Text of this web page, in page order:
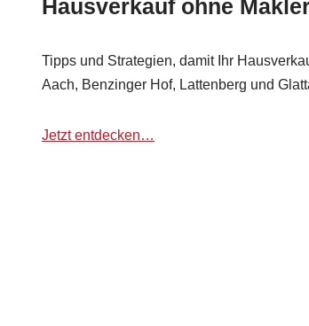
Hausverkauf ohne
Tipps und Strategien, damit Ihr
Aach, Benzinger Hof, Lattenberg und
Jetzt entdecken…